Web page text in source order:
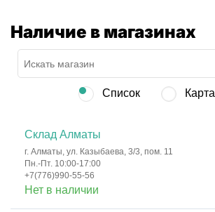
Наличие в магазинах
Список Карта
Склад Алматы
г. Алматы, ул. Казыбаева, 3/3, пом. 11
Пн.-Пт. 10:00-17:00
+7(776)990-55-56
Нет в наличии